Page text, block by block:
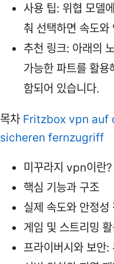
사용 팁: 위협 모델
춰 선택하면 속도와
추천 링크: 아래의
가능한 파트를 활
함되어 있습니다.
목차 Fritzbox vpn auf
sicheren fernzugriff
미꾸라지 vpn이란?
핵심 기능과 구조
실제 속도와 안정성
게임 및 스트리밍 활
프라이버시와 보안: